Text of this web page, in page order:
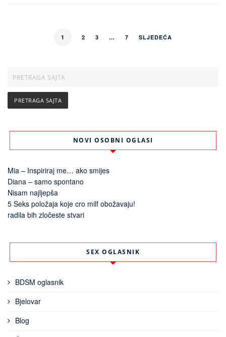
1 2 3 … 7 SLJEDEĆA
NOVI OSOBNI OGLASI
Mia – Inspiriraj me… ako smijes
Diana – samo spontano
Nisam najljepša
5 Seks položaja koje cro milf obožavaju!
radila bih zločeste stvari
SEX OGLASNIK
BDSM oglasnik
Bjelovar
Blog